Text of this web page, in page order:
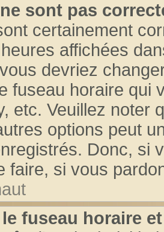
sont pas
certainement
affichées
devriez
fuseau horaire qui
etc. Veuillez noter
options peut
Donc, si
faire, si vous
fuseau horaire